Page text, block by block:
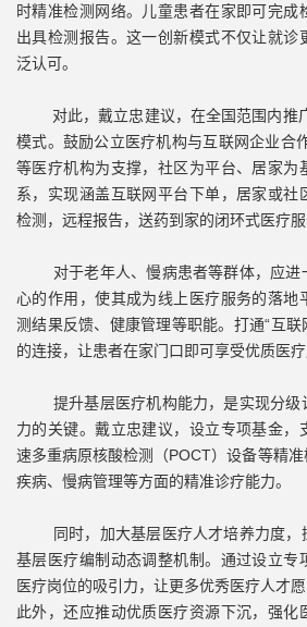
时精准检测网络。儿童患者在家即可完成
出具检测报告。这一创新模式不仅让就诊
泛认可。
对此，戴立忠建议，在全国范围内推广
模式。鼓励公立医疗机构与互联网企业合
等医疗机构为支撑，社区为平台、居家为
系，实现涵盖互联网平台下单，居家或社
检测，远程报告，送药到家的闭环式医疗服
对于老年人、慢病患者等群体，应进
心的作用，使其成为线上医疗服务的落地
测结果反馈、健康管理等职能。打通“互联
的连接，让患者在家门口即可享受优质医疗
提升基层医疗机构能力，是实现分级
力的关键。戴立忠建议，设立专项基金，
速多重病原核酸检测（POCT）设备等精
疾病、慢病管理等方面的精准诊疗能力。
同时，加大基层医疗人才培养力度，
基层医疗编制动态调整机制。通过设立专
医疗岗位的吸引力，让更多优秀医疗人才愿
此外，还应推动优质医疗资源下沉，强化